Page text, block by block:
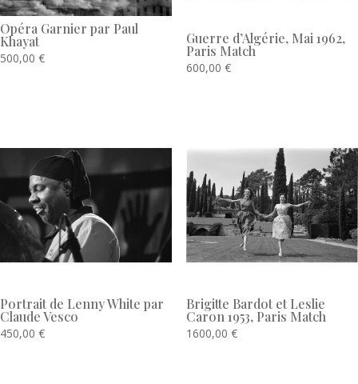
Opéra Garnier par Paul
Khayat
500,00 €
Guerre d’Algérie, Mai 1962,
Paris Match
600,00 €
Portrait de Lenny White par
Claude Vesco
450,00 €
Brigitte Bardot et Leslie
Caron 1953, Paris Match
1600,00 €